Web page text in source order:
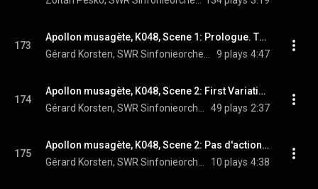
173
Apollon musagète, K048, Scene 1: Prologue. The Birth of Apollo
9 plays 4:47
174
Apollon musagète, K048, Scene 2: First Variation of Apollo
49 plays 2:37
175
Apollon musagète, K048, Scene 2: Pas d'action (Apollo and the Three Muses)
10 plays 4:38